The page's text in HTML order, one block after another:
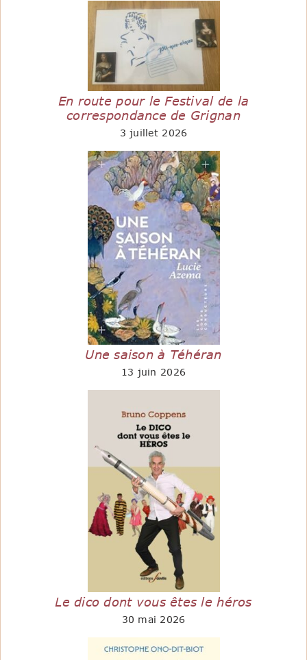
En route pour le Festival de la
correspondance de Grignan
3 juillet 2026
Une saison à Téhéran
13 juin 2026
Le dico dont vous êtes le héros
30 mai 2026